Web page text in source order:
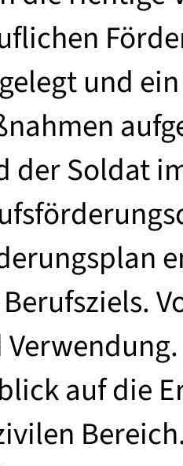
und
der Soldat
auf die